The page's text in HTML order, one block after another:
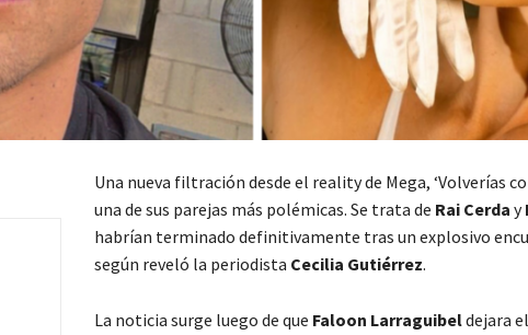
Una nueva filtración desde el reality de Mega, ‘Volverías
una de sus parejas más polémicas. Se trata de Rai Cerda y
habrían terminado definitivamente tras un explosivo
según reveló la periodista Cecilia Gutiérrez.
La noticia surge luego de que Faloon Larraguibeldejara